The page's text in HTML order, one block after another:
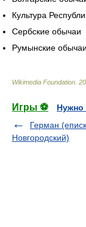
Культура
Сербские обычаи
Румынские обычаи
Wikimedia Foundation
Игры ⚽
Нужно
Герман
Новгородский)